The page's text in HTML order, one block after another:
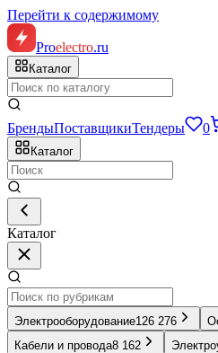
Перейти к содержимому
Proelectro.ru
Каталог
БрендыПоставщикиТендеры 0
Каталог
Каталог
Электрооборудование126 276
Кабели и провода8 162